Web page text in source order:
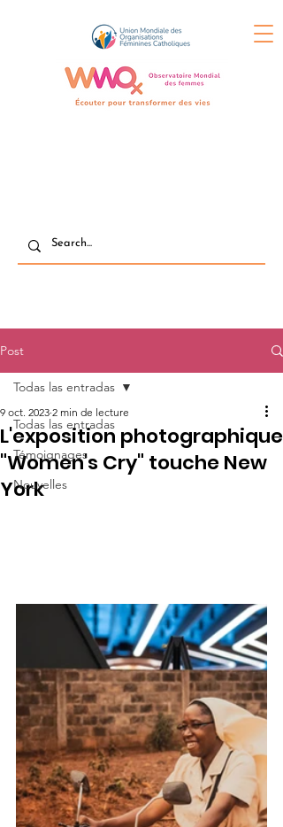
Post
Todas las entradas
Témoignages
Nouvelles
Todas las entradas
L'exposition photographique
"Women's Cry" touche New
York
9 oct. 2023 2 min de lecture